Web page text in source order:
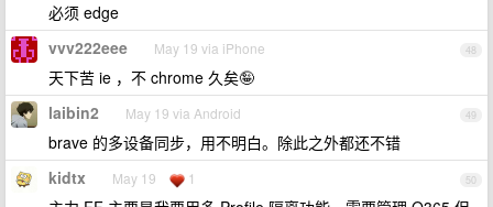
必须 edge
48
vvv222eee May 19 via iPhone
天下苦 ie ，不 chrome 久矣🤪
49
laibin2 May 19 via Android
brave 的多设备同步，用不明白。除此之外都还不错
50
kidtx May 19 1